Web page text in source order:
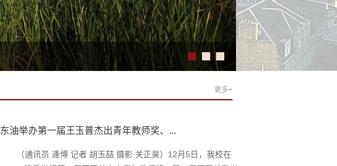
更多+
东油举办第一届王玉普杰出青年教师奖、...
（通讯员 逄博 记者 胡玉喆 摄影 关正昊）12月5日，我校在